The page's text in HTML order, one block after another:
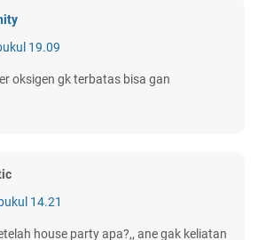
19.09
oksigen gk terbatas bisa gan
14.21
house party apa?,, ane gak keliatan